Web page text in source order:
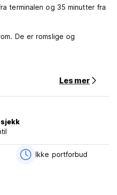
terminalen og 35 minutter fra
De er romslige og
Dette
kortet ditt før
kun argentinere).
Les mer
Ikke portforbud